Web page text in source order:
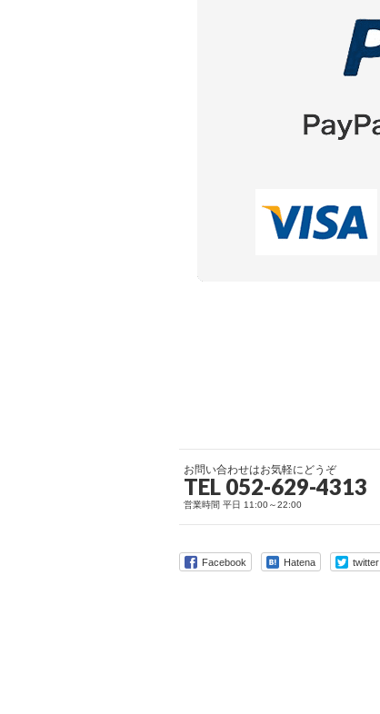
お問い合わせはお気軽にどうぞ
TEL 052-629-4313
営業時間 平日 11:00～22:00
Facebook Hatena twitter